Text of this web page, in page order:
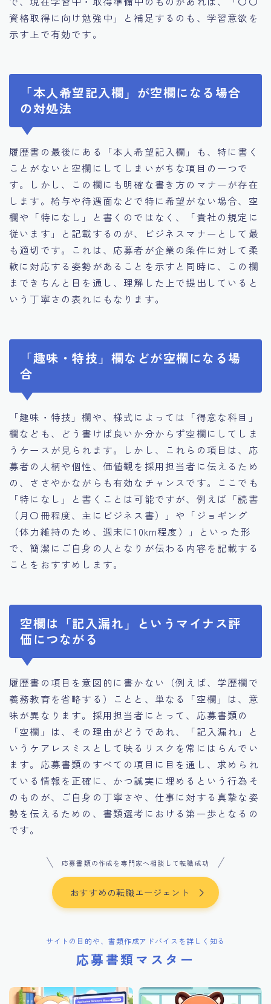
資格取得に向け勉強中」と補足するのも、学習意欲を
示す上で有効です。
「本人希望記入欄」が空欄になる場合
の対処法
履歴書の最後にある「本人希望記入欄」も、特に書く
ことがないと空欄にしてしまいがちな項目の一つで
す。しかし、この欄にも明確な書き方のマナーが存在
します。給与や待遇面などで特に希望がない場合、空
欄や「特になし」と書くのではなく、「貴社の規定に
従います」と記載するのが、ビジネスマナーとして最
も適切です。これは、応募者が企業の条件に対して柔
軟に対応する姿勢があることを示すと同時に、この欄
まできちんと目を通し、理解した上で提出していると
いう丁寧さの表れにもなります。
「趣味・特技」欄などが空欄になる場
合
「趣味・特技」欄や、様式によっては「得意な科目」
欄なども、どう書けば良いか分からず空欄にしてしま
うケースが見られます。しかし、これらの項目は、応
募者の人柄や個性、価値観を採用担当者に伝えるため
の、ささやかながらも有効なチャンスです。ここでも
「特になし」と書くことは可能ですが、例えば「読書
（月〇冊程度、主にビジネス書）」や「ジョギング
（体力維持のため、週末に10km程度）」といった形
で、簡潔にご自身の人となりが伝わる内容を記載する
ことをおすすめします。
空欄は「記入漏れ」というマイナス評
価につながる
履歴書の項目を意図的に書かない（例えば、学歴欄で
義務教育を省略する）ことと、単なる「空欄」は、意
味が異なります。採用担当者にとって、応募書類の
「空欄」は、その理由がどうであれ、「記入漏れ」と
いうケアレスミスとして映るリスクを常にはらんでい
ます。応募書類のすべての項目に目を通し、求められ
ている情報を正確に、かつ誠実に埋めるという行為そ
のものが、ご自身の丁寧さや、仕事に対する真摯な姿
勢を伝えるための、書類選考における第一歩となるの
です。
応募書類の作成を専門家へ相談して転職成功
おすすめの転職エージェント
サイトの目的や、書類作成アドバイスを詳しく知る
応募書類マスター